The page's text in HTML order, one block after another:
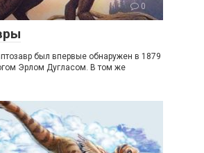
0
был впервые обнаружен в 1879
Эрлом Дугласом. В том же